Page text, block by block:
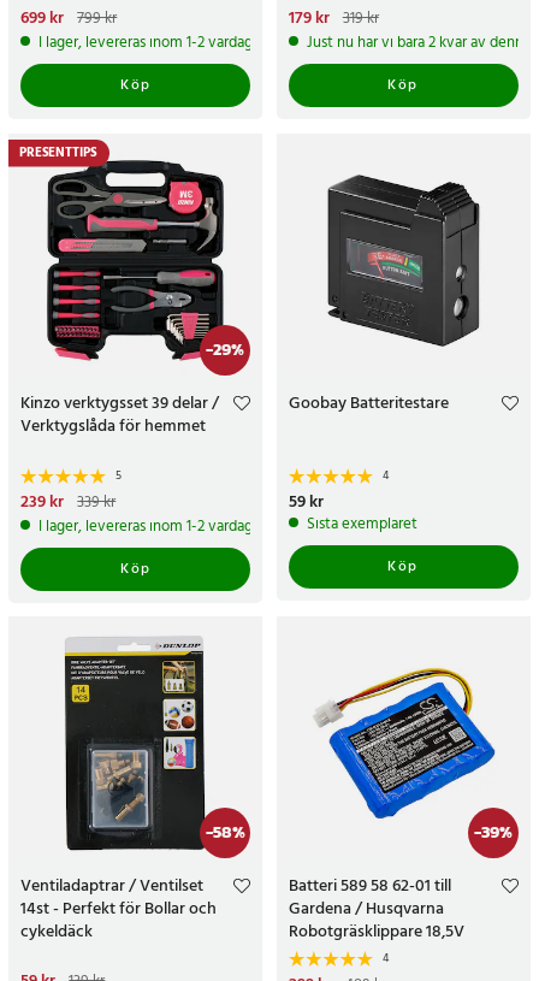
Nuvarande pris
pris:799 kr
699 kr 799 kr
I lager, levereras inom 1-2 vardagar
Köp
Nuvarande pris
pris:319 kr
179 kr 319 kr
Just nu har vi bara 2 kvar av denna
Köp
-29%
PRESENTTIPS
Kinzo verktygsset 39 delar /
Verktygslåda för hemmet
5
Nuvarande pris
pris:339 kr
239 kr 339 kr
I lager, levereras inom 1-2 vardagar
Köp
Goobay Batteritestare
4
Pris:
59 kr
Sista exemplaret
Köp
-58%
Ventiladaptrar / Ventilset
14st - Perfekt för Bollar och
cykeldäck
-39%
Batteri 589 58 62-01 till
Gardena / Husqvarna
Robotgräsklippare 18,5V
2600mAh
4